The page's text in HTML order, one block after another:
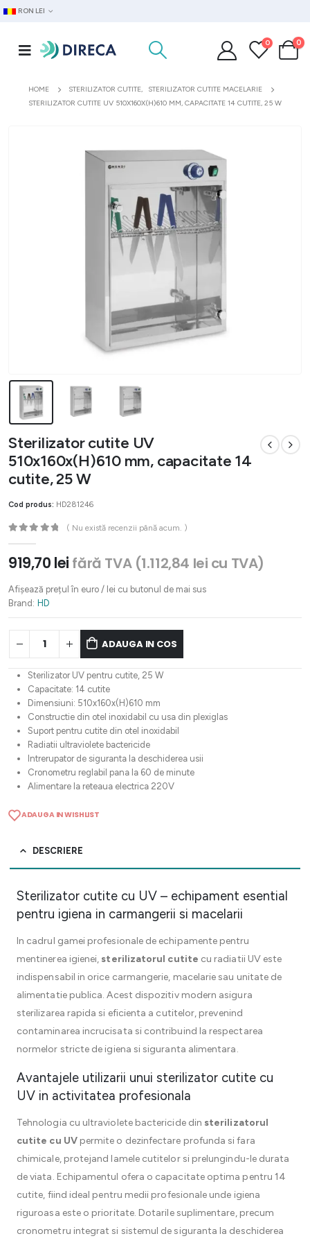
RON LEI
0 0
HOME STERILIZATOR CUTITE,
STERILIZATOR CUTITE MACELARIE
STERILIZATOR CUTITE UV 510X160X(H)610 MM, CAPACITATE 14 CUTITE, 25 W
Sterilizator cutite UV
510x160x(H)610 mm, capacitate 14
cutite, 25 W
Cod produs: HD281246
( Nu există recenzii până acum. )
919,70 lei fără TVA (1.112,84 lei cu TVA)
Afișează prețul în euro / lei cu butonul de mai sus
Brand: HD
ADAUGA IN COS
Sterilizator UV pentru cutite, 25 W
Capacitate: 14 cutite
Dimensiuni: 510x160x(H)610 mm
Constructie din otel inoxidabil cu usa din plexiglas
Suport pentru cutite din otel inoxidabil
Radiatii ultraviolete bactericide
Intrerupator de siguranta la deschiderea usii
Cronometru reglabil pana la 60 de minute
Alimentare la reteaua electrica 220V
ADAUGA IN WISHLIST
DESCRIERE
Sterilizator cutite cu UV – echipament esential
pentru igiena in carmangerii si macelarii
In cadrul gamei profesionale de echipamente pentru
mentinerea igienei, sterilizatorul cutite cu radiatii UV este
indispensabil in orice carmangerie, macelarie sau unitate de
alimentatie publica. Acest dispozitiv modern asigura
sterilizarea rapida si eficienta a cutitelor, prevenind
contaminarea incrucisata si contribuind la respectarea
normelor stricte de igiena si siguranta alimentara.
Avantajele utilizarii unui sterilizator cutite cu
UV in activitatea profesionala
Tehnologia cu ultraviolete bactericide din sterilizatorul
cutite cu UVpermite o dezinfectare profunda si fara
chimicale, protejand lamele cutitelor si prelungindu-le durata
de viata. Echipamentul ofera o capacitate optima pentru 14
cutite, fiind ideal pentru medii profesionale unde igiena
riguroasa este o prioritate. Dotarile suplimentare, precum
cronometru integrat si sistemul de siguranta la deschiderea